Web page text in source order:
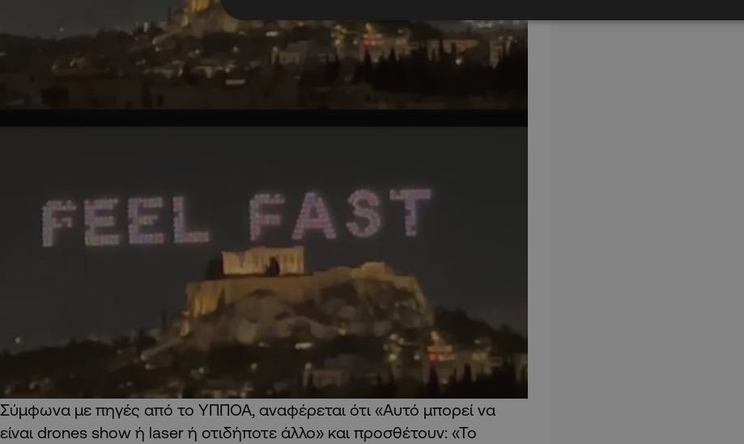
Σύμφωνα με πηγές από το ΥΠΠΟΑ, αναφέρεται ότι «Αυτό μπορεί να
είναι drones show ή laser ή οτιδήποτε άλλο» και προσθέτουν: «Το